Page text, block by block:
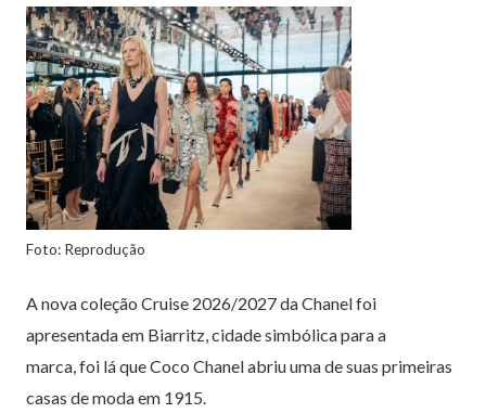
Foto: Reprodução
A nova coleção Cruise 2026/2027 da Chanel foi
apresentada em Biarritz, cidade simbólica para a
marca,foi lá que Coco Chanel abriu uma de suas primeiras
casas de moda em 1915.